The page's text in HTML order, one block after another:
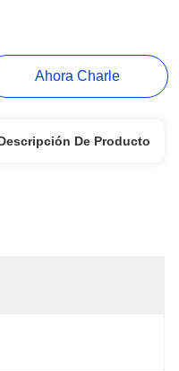
Ahora Charle
De Producto